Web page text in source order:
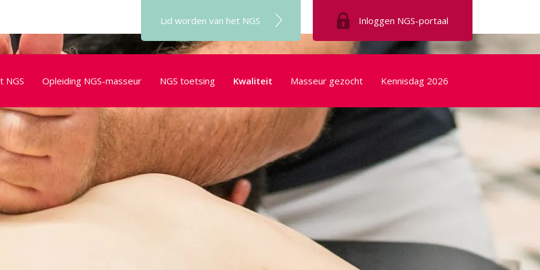
Lid worden van het NGS Inloggen NGS-portaal
NGS Opleiding NGS-masseur NGS toetsing Kwaliteit Masseur gezocht Kennisdag 2026